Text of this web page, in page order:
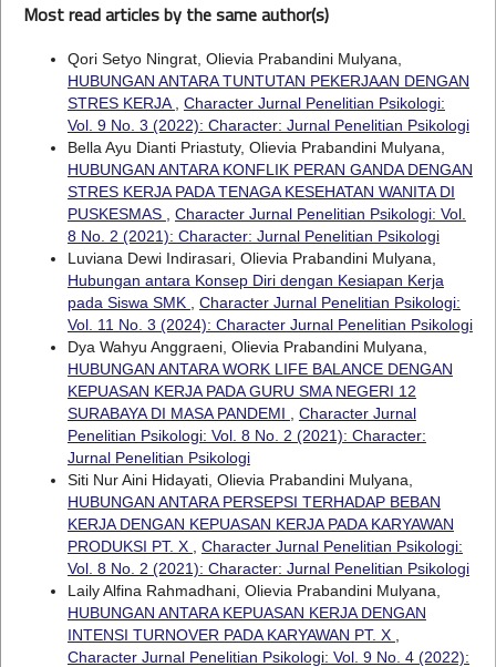
Most read articles by the same author(s)
Qori Setyo Ningrat, Olievia Prabandini Mulyana,
HUBUNGAN ANTARA TUNTUTAN PEKERJAAN DENGAN
STRES KERJA
Character Jurnal Penelitian Psikologi:
Vol. 9 No. 3 (2022): Character: Jurnal Penelitian Psikologi
Bella Ayu Dianti Priastuty, Olievia Prabandini Mulyana,
HUBUNGAN ANTARA KONFLIK PERAN GANDA DENGAN
STRES KERJA PADA TENAGA KESEHATAN WANITA DI
PUSKESMAS
Character Jurnal Penelitian Psikologi: Vol.
8 No. 2 (2021): Character: Jurnal Penelitian Psikologi
Luviana Dewi Indirasari, Olievia Prabandini Mulyana,
Hubungan antara Konsep Diri dengan Kesiapan Kerja
pada Siswa SMK
Character Jurnal Penelitian Psikologi:
Vol. 11 No. 3 (2024): Character Jurnal Penelitian Psikologi
Dya Wahyu Anggraeni, Olievia Prabandini Mulyana,
HUBUNGAN ANTARA WORK LIFE BALANCE DENGAN
KEPUASAN KERJA PADA GURU SMA NEGERI 12
SURABAYA DI MASA PANDEMI
Character Jurnal
Penelitian Psikologi: Vol. 8 No. 2 (2021): Character:
Jurnal Penelitian Psikologi
Siti Nur Aini Hidayati, Olievia Prabandini Mulyana,
HUBUNGAN ANTARA PERSEPSI TERHADAP BEBAN
KERJA DENGAN KEPUASAN KERJA PADA KARYAWAN
PRODUKSI PT. X
Character Jurnal Penelitian Psikologi:
Vol. 8 No. 2 (2021): Character: Jurnal Penelitian Psikologi
Laily Alfina Rahmadhani, Olievia Prabandini Mulyana,
HUBUNGAN ANTARA KEPUASAN KERJA DENGAN
INTENSI TURNOVER PADA KARYAWAN PT. X
Character Jurnal Penelitian Psikologi: Vol. 9 No. 4 (2022):